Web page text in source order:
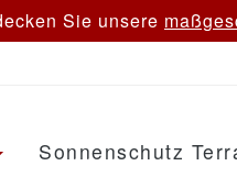
Sie unsere
Sonnenschutz